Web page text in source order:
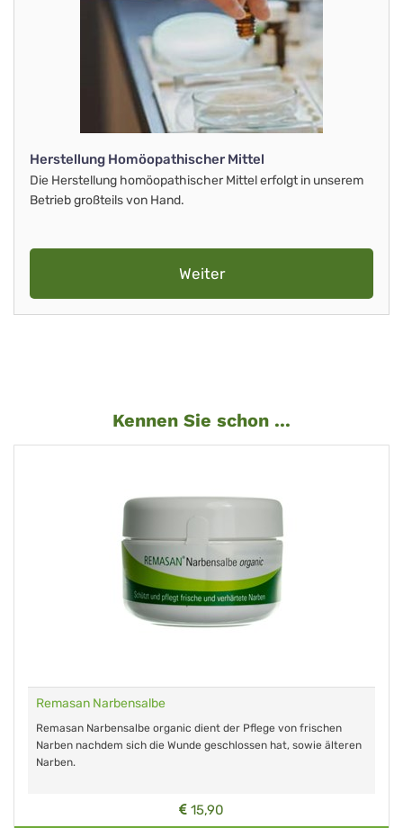
Herstellung Homöopathischer Mittel
Die Herstellung homöopathischer Mittel erfolgt in unserem
Betrieb großteils von Hand.
Weiter
Kennen Sie schon ...
Remasan Narbensalbe
Remasan Narbensalbe organic dient der Pflege von frischen
Narben nachdem sich die Wunde geschlossen hat, sowie älteren
Narben.
15,90